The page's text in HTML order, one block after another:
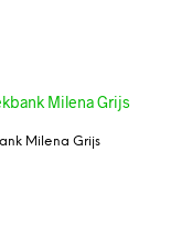
Milena Grijs